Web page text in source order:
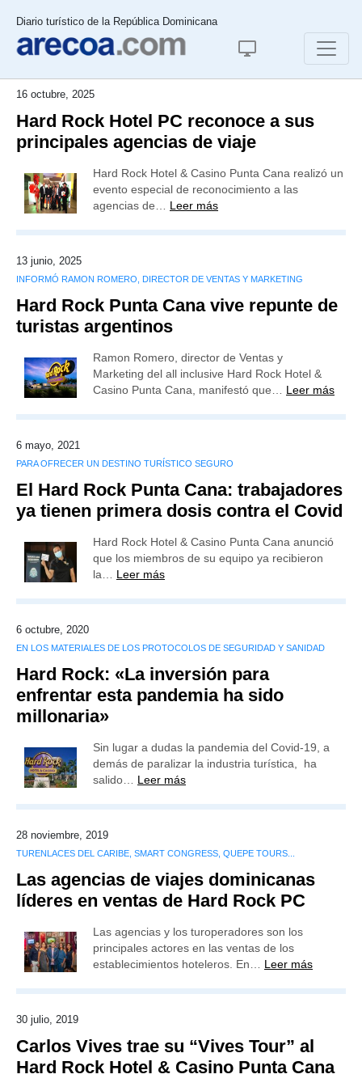
Diario turístico de la República Dominicana
16 octubre, 2025
Hard Rock Hotel PC reconoce a sus
principales agencias de viaje
Hard Rock Hotel & Casino Punta Cana realizó un
evento especial de reconocimiento a las
agencias de… Leer más
13 junio, 2025
INFORMÓ RAMON ROMERO, DIRECTOR DE VENTAS Y MARKETING
Hard Rock Punta Cana vive repunte de
turistas argentinos
Ramon Romero, director de Ventas y
Marketing del all inclusive Hard Rock Hotel &
Casino Punta Cana, manifestó que… Leer más
6 mayo, 2021
PARA OFRECER UN DESTINO TURÍSTICO SEGURO
El Hard Rock Punta Cana: trabajadores
ya tienen primera dosis contra el Covid
Hard Rock Hotel & Casino Punta Cana anunció
que los miembros de su equipo ya recibieron
la… Leer más
6 octubre, 2020
EN LOS MATERIALES DE LOS PROTOCOLOS DE SEGURIDAD Y SANIDAD
Hard Rock: «La inversión para
enfrentar esta pandemia ha sido
millonaria»
Sin lugar a dudas la pandemia del Covid-19, a
demás de paralizar la industria turística, ha
salido… Leer más
28 noviembre, 2019
TURENLACES DEL CARIBE, SMART CONGRESS, QUEPE TOURS...
Las agencias de viajes dominicanas
líderes en ventas de Hard Rock PC
Las agencias y los turoperadores son los
principales actores en las ventas de los
establecimientos hoteleros. En… Leer más
30 julio, 2019
Carlos Vives trae su “Vives Tour” al
Hard Rock Hotel & Casino Punta Cana